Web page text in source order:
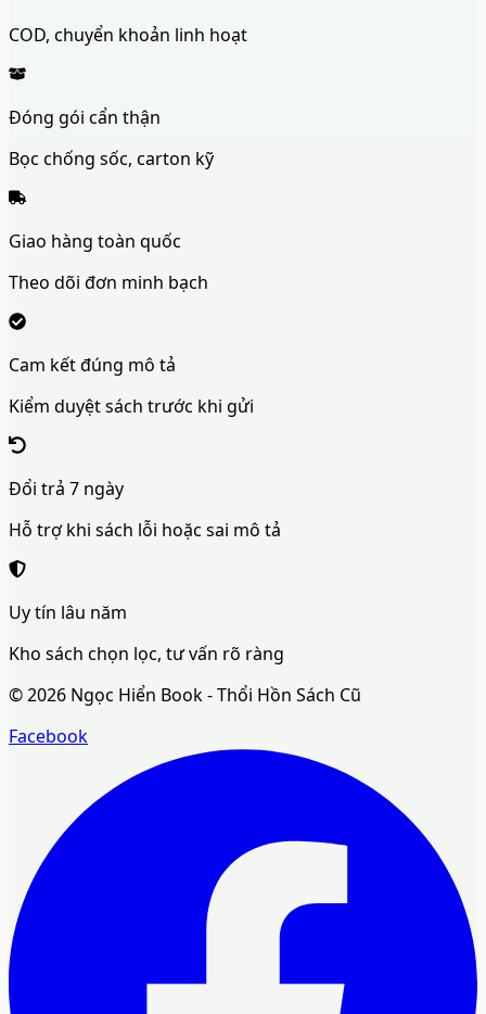
COD, chuyển khoản linh hoạt
Đóng gói cẩn thận
Bọc chống sốc, carton kỹ
Giao hàng toàn quốc
Theo dõi đơn minh bạch
Cam kết đúng mô tả
Kiểm duyệt sách trước khi gửi
Đổi trả 7 ngày
Hỗ trợ khi sách lỗi hoặc sai mô tả
Uy tín lâu năm
Kho sách chọn lọc, tư vấn rõ ràng
©2026 Ngọc Hiển Book - Thổi Hồn Sách Cũ
Facebook